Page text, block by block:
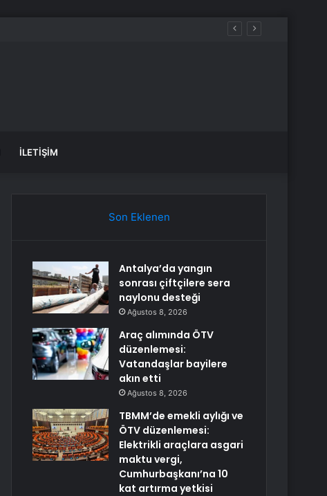
İLETIŞIM
Son Eklenen
Antalya’da yangın
sonrası çiftçilere sera
naylonu desteği
Ağustos 8, 2026
Araç alımında ÖTV
düzenlemesi:
Vatandaşlar bayilere
akın etti
Ağustos 8, 2026
TBMM’de emekli aylığı ve
ÖTV düzenlemesi:
Elektrikli araçlara asgari
maktu vergi,
Cumhurbaşkanı’na 10
kat artırma yetkisi